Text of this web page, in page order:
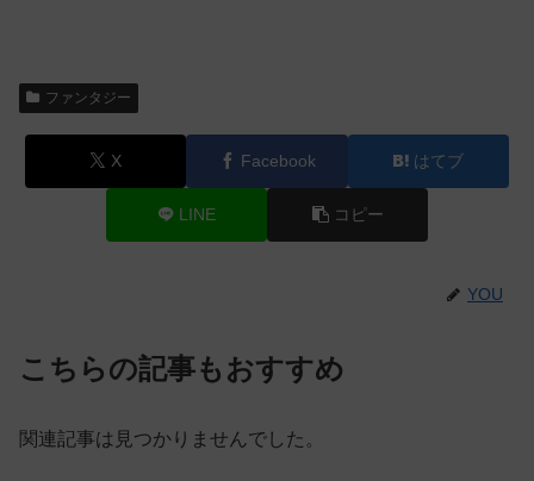
ファンタジー
X Facebook はてブ
LINE コピー
YOU
こちらの記事もおすすめ
関連記事は見つかりませんでした。